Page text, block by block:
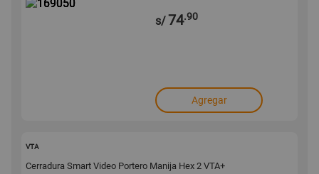
s/74.90
Agregar
VTA
Cerradura Smart Video Portero Manija Hex 2 VTA+